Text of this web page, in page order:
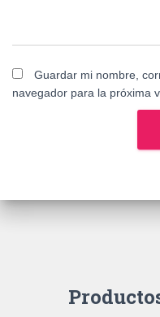
Guardar mi nombre,
navegador para la próxima